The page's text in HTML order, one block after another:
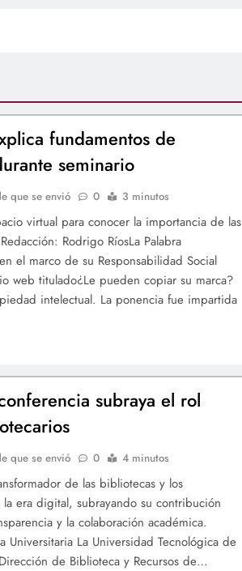
fundamentos de
seminario
que se envió 0 3 minutos
virtual para conocer la importancia de las
Rodrigo RíosLa Palabra
el marco de su Responsabilidad Social
web titulado¿Le pueden copiar su marca?
intelectual. La ponencia fue impartida
subraya el rol
que se envió 0 4 minutos
de las bibliotecas y los
era digital, subrayando su contribución
y la colaboración académica.
Universitaria La Universidad Tecnológica de
de Biblioteca y Recursos de…